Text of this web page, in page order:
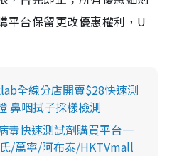
平台保留更改優惠權利，U
全線分店開賣$28快速測
鼻咽拭子採樣檢測
毒快速測試劑購買平台一
/萬寧/阿布泰/HKTVmall